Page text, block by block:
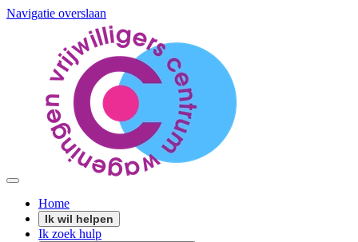
Navigatie overslaan
Home
Ik wil helpen
Ik zoek hulp